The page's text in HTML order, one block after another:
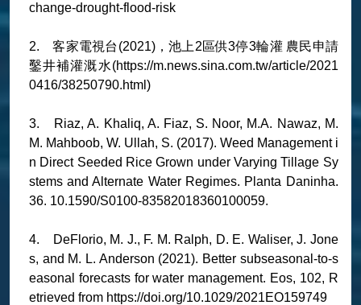
change-drought-flood-risk
2. 客家電視台(2021)，池上2區供3停3輪灌 農民申請
鑿井補灌溉水(https://m.news.sina.com.tw/article/2021
0416/38250790.html)
3. Riaz, A. Khaliq, A. Fiaz, S. Noor, M.A. Nawaz, M.
M. Mahboob, W. Ullah, S. (2017). Weed Management i
n Direct Seeded Rice Grown under Varying Tillage Sy
stems and Alternate Water Regimes. Planta Daninha.
36. 10.1590/S0100-83582018360100059.
4. DeFlorio, M. J., F. M. Ralph, D. E. Waliser, J. Jone
s, and M. L. Anderson (2021). Better subseasonal-to-s
easonal forecasts for water management. Eos, 102, R
etrieved from https://doi.org/10.1029/2021EO159749